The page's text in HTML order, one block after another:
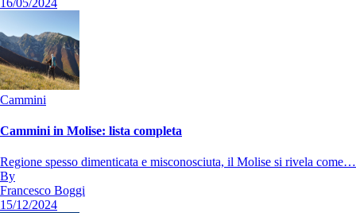
Cammini
Cammini in Molise: lista completa
Regione spesso dimenticata e misconosciuta, il Molise si rivela come…
By
Francesco Boggi
15/12/2024